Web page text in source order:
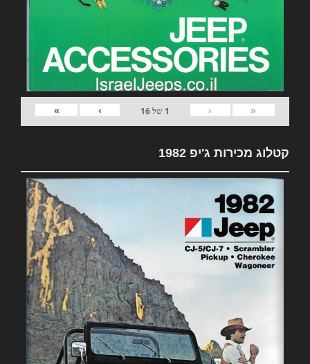
«
‹
1 של16
›
»
קטלוג מכירות ג'יפ 1982